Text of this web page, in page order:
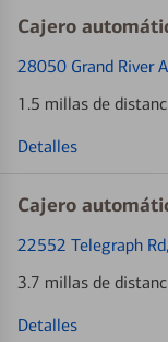
Cajero
28050 Grand River
1.5 millas de
Detalles
Cajero
22552 Telegraph Rd
3.7 millas de
Detalles